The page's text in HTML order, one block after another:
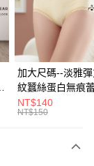
加大尺碼--淡雅
紋蠶絲蛋白無痕
角內褲(白.粉.藍.
3L)-L28眼圈熊中
NT$140
NT$150